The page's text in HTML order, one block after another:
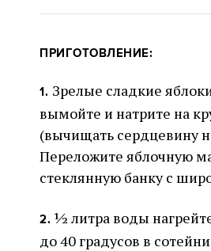
ПРИГОТОВЛЕНИЕ:
1. Зрелые сладкие
вымойте и натрите на
(вычищать сердцевину
Переложите яблочную
стеклянную банку с
2. ½ литра воды
до 40 градусов в